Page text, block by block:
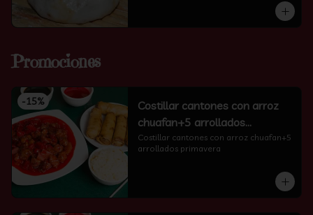
Promociones
-15%
Costillar cantones con arroz
chuafan+5 arrollados
primavera
Costillar cantones con arroz chuafan+5
arrollados primavera